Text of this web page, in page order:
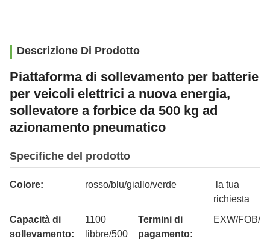
Descrizione Di Prodotto
Piattaforma di sollevamento per batterie
per veicoli elettrici a nuova energia,
sollevatore a forbice da 500 kg ad
azionamento pneumatico
Specifiche del prodotto
Colore: rosso/blu/giallo/verde
la tua
richiesta
Capacità di
sollevamento:
1100
libbre/500
Termini di
pagamento:
EXW/FOB/